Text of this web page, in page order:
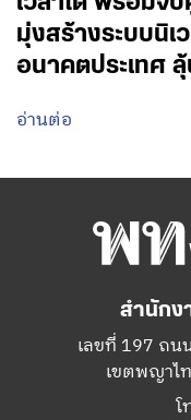
มุ่งสร้างระบบนิเ
อนาคตประเทศ
อ่านต่อ
สำนักง
เลขที่ 197 ถน
เขตพญาไ